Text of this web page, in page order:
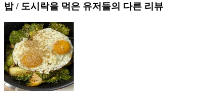
밥 / 도시락을 먹은 유저들의 다른 리뷰